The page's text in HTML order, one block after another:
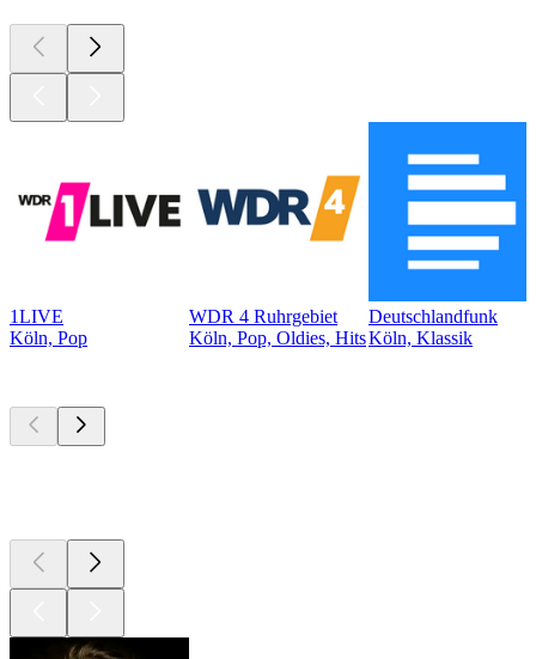
1LIVE
Köln, Pop
WDR 4 Ruhrgebiet
Köln, Pop, Oldies, Hits
Deutschlandfunk
Köln, Klassik